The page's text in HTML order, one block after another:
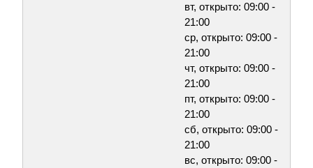
вт, открыто: 09:00 -
21:00
ср, открыто: 09:00 -
21:00
чт, открыто: 09:00 -
21:00
пт, открыто: 09:00 -
21:00
сб, открыто: 09:00 -
21:00
вс, открыто: 09:00 -